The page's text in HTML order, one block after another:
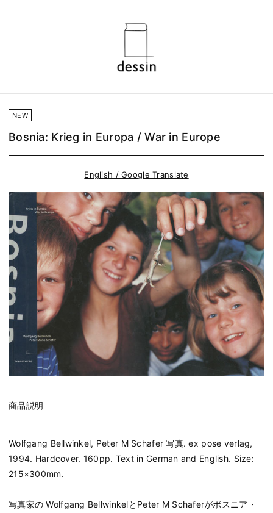
NEW
Bosnia: Krieg in Europa / War in Europe
English / Google Translate
商品説明
Wolfgang Bellwinkel, Peter M Schafer 写真. ex pose verlag,
1994. Hardcover. 160pp. Text in German and English. Size:
215×300mm.
写真家の Wolfgang BellwinkelとPeter M Schaferがボスニア・